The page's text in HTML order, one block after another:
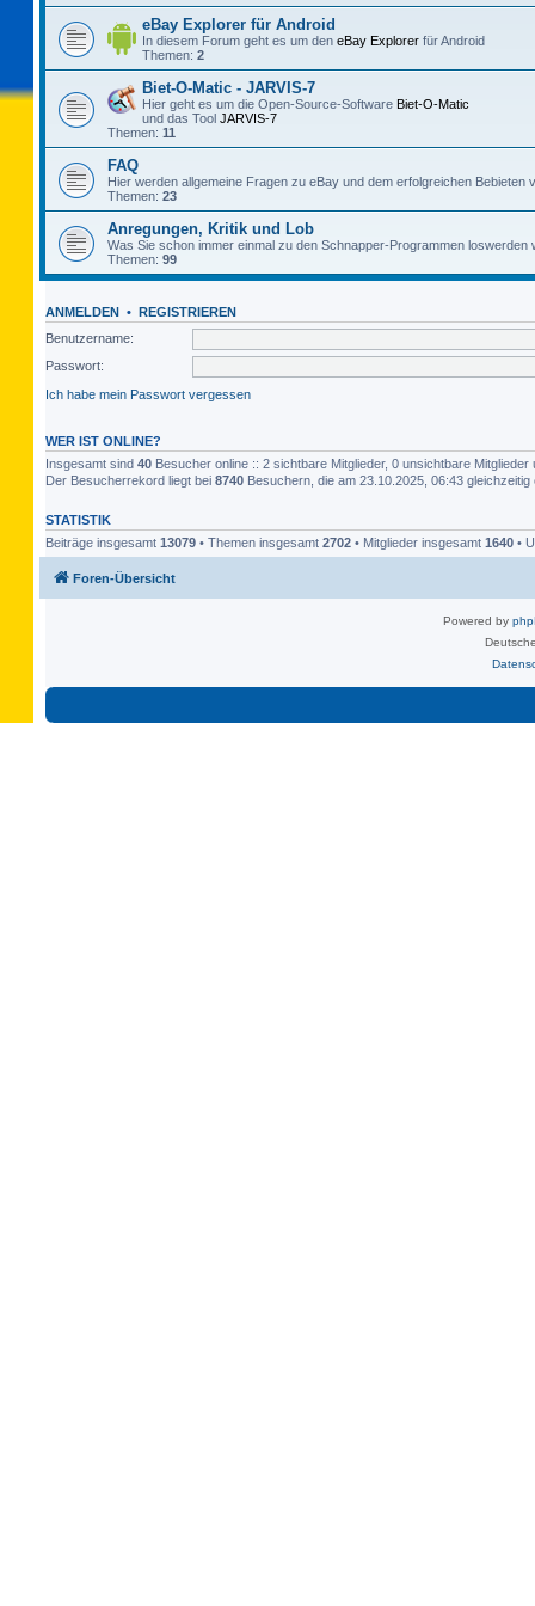
eBay Explorer für Android
In diesem Forum geht es um den eBay Explorer für Android
Themen: 2
Biet-O-Matic - JARVIS-7
Hier geht es um die Open-Source-Software Biet-O-Matic
und das Tool JARVIS-7
Themen: 11
FAQ
Hier werden allgemeine Fragen zu eBay und dem erfolgreichen Bebieten
Themen: 23
Anregungen, Kritik und Lob
Was Sie schon immer einmal zu den Schnapper-Programmen loswerden
Themen: 99
ANMELDEN • REGISTRIEREN
Benutzername:
Passwort:
Ich habe mein Passwort vergessen
WER IST ONLINE?
Insgesamt sind 40 Besucher online :: 2 sichtbare Mitglieder, 0 unsichtbare
Der Besucherrekord liegt bei 8740 Besuchern, die am 23.10.2025, 06:43 gleichzeitig
STATISTIK
Beiträge insgesamt 13079 • Themen insgesamt 2702 • Mitglieder insgesamt 1640 •
Foren-Übersicht
Powered by